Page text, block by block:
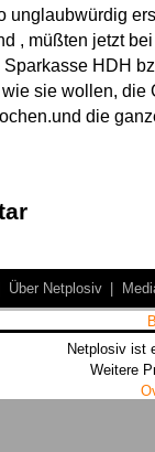
unglaubwürdig
, müßten jetzt
HDH
sie wollen, die
die
Über Netplosiv
Netplosiv ist
Weitere